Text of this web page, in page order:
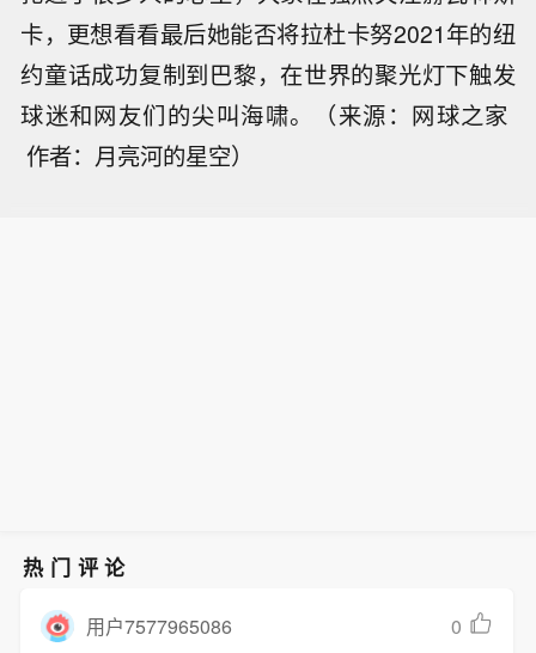
卡，更想看看最后她能否将拉杜卡努2021年的纽
约童话成功复制到巴黎，在世界的聚光灯下触发
球迷和网友们的尖叫海啸。（来源：网球之家
作者：月亮河的星空）
热门评论
用户7577965086 0